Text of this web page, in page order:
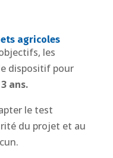
agricoles
les
dispositif pour
3 ans.
le test
du projet et au